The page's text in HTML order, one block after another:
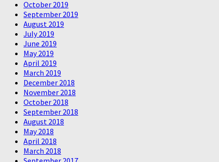
October 2019
September 2019
August 2019
July 2019
June 2019
May 2019
April 2019
March 2019
December 2018
November 2018
October 2018
September 2018
August 2018
May 2018
April 2018
March 2018